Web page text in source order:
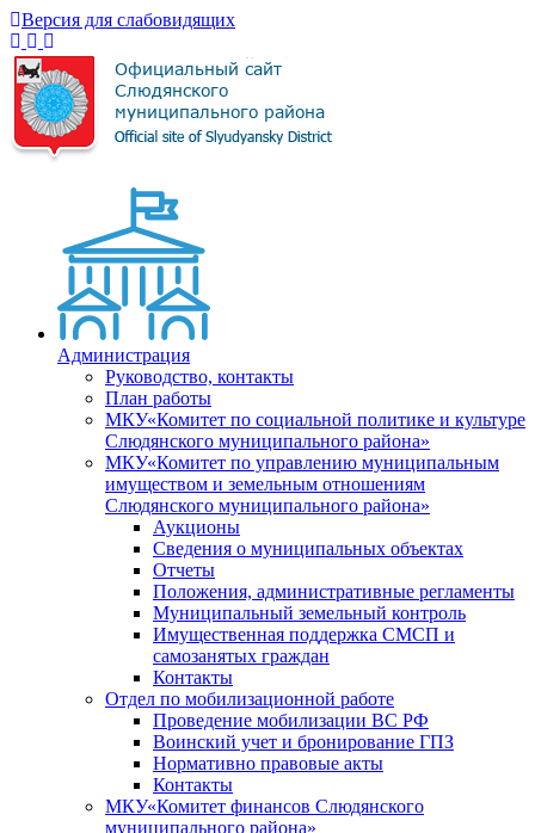
Версия для слабовидящих
Администрация
Руководство, контакты
План работы
МКУ«Комитет по социальной политике и культуре
Слюдянского муниципального района»
МКУ«Комитет по управлению муниципальным
имуществом и земельным отношениям
Слюдянского муниципального района»
Аукционы
Сведения о муниципальных объектах
Отчеты
Положения, административные регламенты
Муниципальный земельный контроль
Имущественная поддержка СМСП и
самозанятых граждан
Контакты
Отдел по мобилизационной работе
Проведение мобилизации ВС РФ
Воинский учет и бронирование ГПЗ
Нормативно правовые акты
Контакты
МКУ«Комитет финансов Слюдянского
муниципального района»